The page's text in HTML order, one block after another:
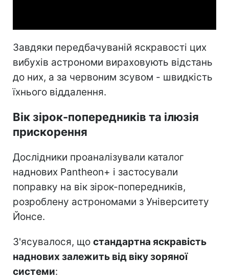
Завдяки передбачуваній яскравості цих
вибухів астрономи вираховують відстань
до них, а за червоним зсувом - швидкість
їхнього віддалення.
Вік зірок-попередників та ілюзія
прискорення
Дослідники проаналізували каталог
наднових Pantheon+ і застосували
поправку на вік зірок-попередників,
розроблену астрономами з Університету
Йонсе.
З'ясувалося, що стандартна яскравість
наднових залежить від віку зоряної
системи: